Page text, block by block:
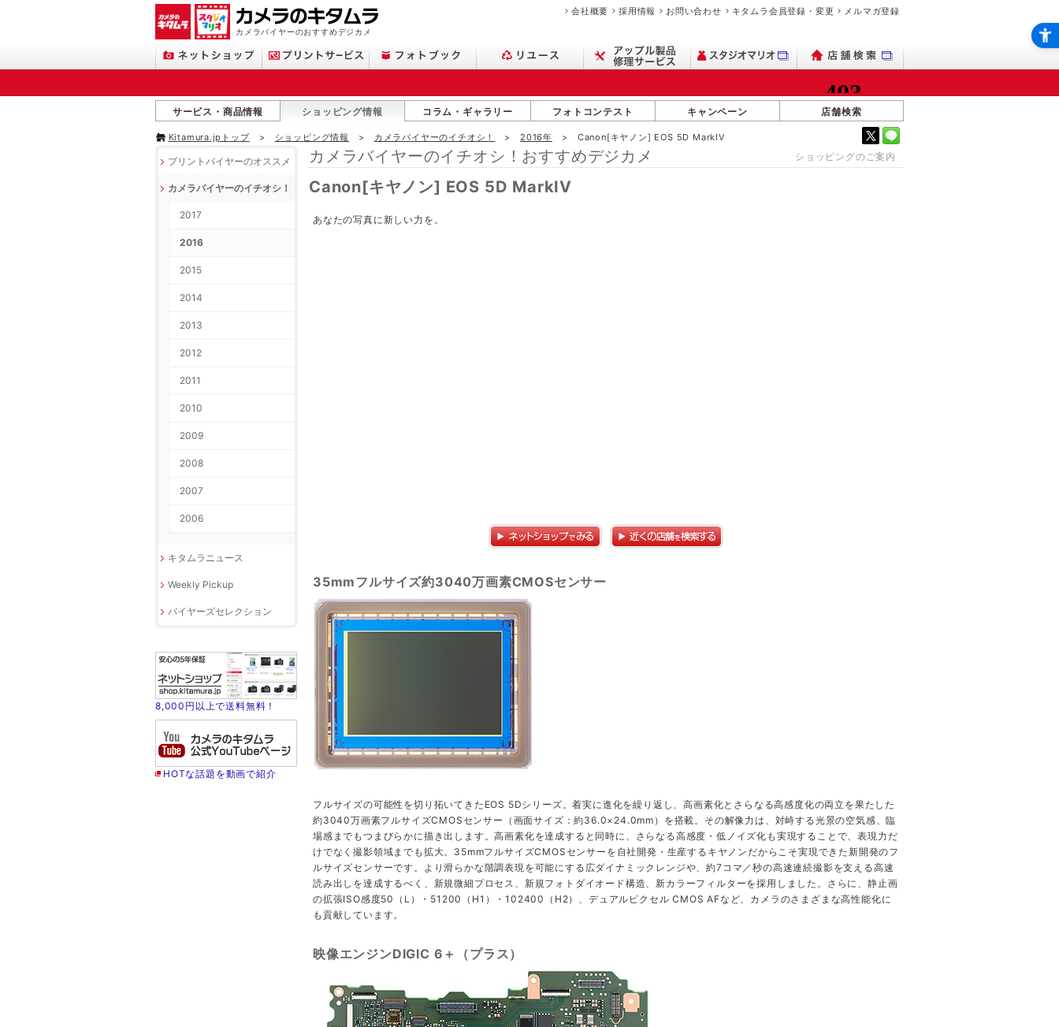
カメラバイヤーのおすすめデジカメ
会社概要 採用情報 お問い合わせ キタムラ会員登録・変更 メルマガ登録
サービス・商品情報 ショッピング情報 コラム・ギャラリー フォトコンテスト キャンペーン 店舗検索
Kitamura.jpトップ ショッピング情報 カメラバイヤーのイチオシ！ 2016年 Canon[キヤノン] EOS 5D MarkIV
カメラバイヤーのイチオシ！おすすめデジカメ ショッピングのご案内
Canon[キヤノン] EOS 5D MarkIV
あなたの写真に新しい力を。
35mmフルサイズ約3040万画素CMOSセンサー
フルサイズの可能性を切り拓いてきたEOS 5Dシリーズ。着実に進化を繰り返し、高画素化とさらなる高感度化の両立を果たした
約3040万画素フルサイズCMOSセンサー（画面サイズ：約36.0×24.0mm）を搭載。その解像力は、対峙する光景の空気感、臨
場感までもつまびらかに描き出します。高画素化を達成すると同時に、さらなる高感度・低ノイズ化も実現することで、表現力だ
けでなく撮影領域までも拡大。35mmフルサイズCMOSセンサーを自社開発・生産するキヤノンだからこそ実現できた新開発のフ
ルサイズセンサーです。より滑らかな階調表現を可能にする広ダイナミックレンジや、約7コマ／秒の高速連続撮影を支える高速
読み出しを達成するべく、新規微細プロセス、新規フォトダイオード構造、新カラーフィルターを採用しました。さらに、静止画
の拡張ISO感度50（L）・51200（H1）・102400（H2）、デュアルピクセル CMOS AFなど、カメラのさまざまな高性能化に
も貢献しています。
映像エンジンDIGIC 6＋（プラス）
プリントバイヤーのオススメ
カメラバイヤーのイチオシ！
2017
2016
2015
2014
2013
2012
2011
2010
2009
2008
2007
2006
キタムラニュース
Weekly Pickup
バイヤーズセレクション
8,000円以上で送料無料！
HOTな話題を動画で紹介